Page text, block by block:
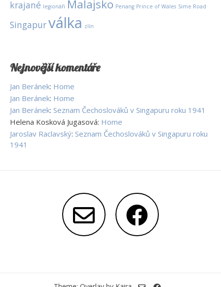
krajané legionáři Malajsko Penang Prince of Wales Sime Road
Singapurválka zlín
Nejnovější komentáře
Jan Beránek: Home
Jan Beránek: Home
Jan Beránek: Seznam Čechoslováků v Singapuru roku 1941
Helena Kosková Jugasová: Home
Jaroslav Raclavský: Seznam Čechoslováků v Singapuru roku
1941